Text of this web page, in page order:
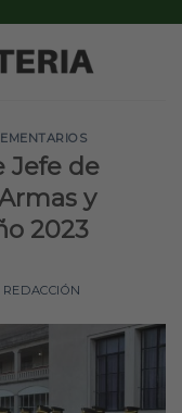
Jefe de
y
2023
REDACCIÓN